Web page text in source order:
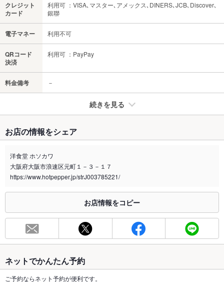
クレジット
カード
利用可 ：VISA､マスター､アメックス､DINERS､JCB､Discover､
銀聯
電子マネー 利用不可
QRコード
決済
利用可 ：PayPay
料金備考 －
続きを見る
禁煙・喫煙 全席禁煙
喫煙専用室 なし
※2020年4月1日～受動喫煙対策に関する法律が施行されています。正しい情報はお店へお問い
総席数 36席
最大宴会収
26人
個室 なし
お店の情報をシェア
洋食堂 ホソカワ
大阪府大阪市浪速区元町１－３－１７
https://www.hotpepper.jp/strJ003785221/
お店情報をコピー
ネットでかんたん予約
ご予約ならネット予約が便利です。